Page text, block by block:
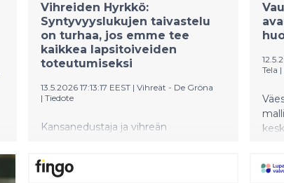
Vihreiden Hyrkkö:
Syntyvyyslukujen taivastelu
on turhaa, jos emme tee
kaikkea lapsitoiveiden
toteutumiseksi
13.5.2026 17:13:17 EEST | Vihreät - De Gröna
| Tiedote
Kansanedustaja ja vihreän
Saara Hyrkkö ehdottaa neljää keinoa
toteutumattomien lapsitoiveiden
Tela |